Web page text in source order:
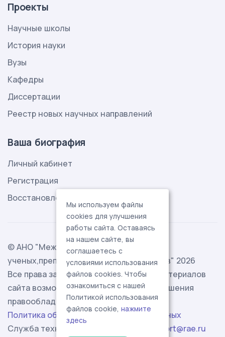
Проекты
Научные школы
История науки
Вузы
Кафедры
Диссертации
Реестр новых научных направлений
Ваша биография
Личный кабинет
Регистрация
Восстановление пароля
© АНО "Международная ассоциация
ученых,преподавателей и специалистов" 2026
Все права защищены. Использование материалов
сайта возможно исключительно с разрешения
правообладателя.
Политика обработки персональных данных
Служба технической поддержки -
support@rae.ru
Мы используем файлы
cookies для улучшения
работы сайта. Оставаясь
на нашем сайте, вы
соглашаетесь с
условиями использования
файлов cookies. Чтобы
ознакомиться с нашей
Политикой использования
файлов cookie, нажмите
здесь